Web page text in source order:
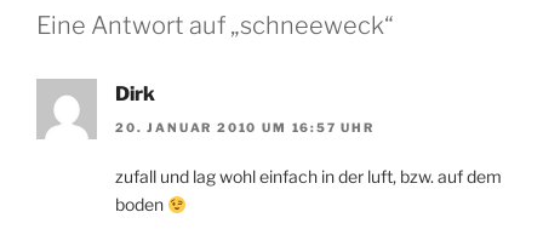
Eine Antwort auf „schneeweck“
Dirk
20. JANUAR 2010 UM 16:57 UHR
zufall und lag wohl einfach in der luft, bzw. auf dem
boden